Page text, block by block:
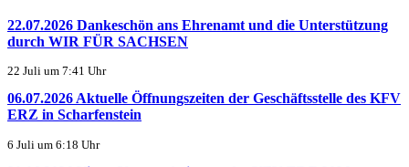
22.07.2026 Dankeschön ans Ehrenamt und die Unterstützung
durch WIR FÜR SACHSEN
22 Juli um 7:41 Uhr
06.07.2026 Aktuelle Öffnungszeiten der Geschäftsstelle des KFV
ERZ in Scharfenstein
6 Juli um 6:18 Uhr